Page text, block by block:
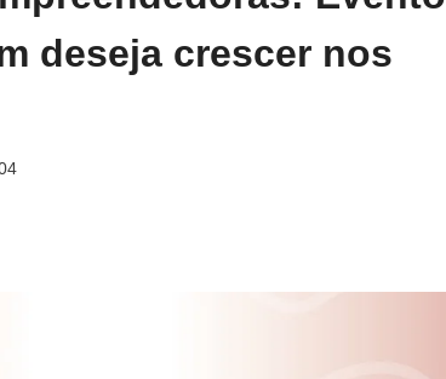
deseja crescer nos